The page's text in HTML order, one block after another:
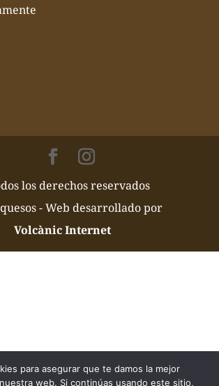
los derechos reservados
- Web desarrollado por
Volcànic Internet
para asegurar que te damos la mejor
web. Si continúas usando este sitio,